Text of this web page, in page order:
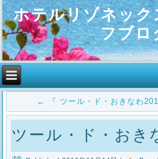
ホテルリゾネック
フブロ
← 『 ツール・ド・おきなわ
ツール・ド・おき